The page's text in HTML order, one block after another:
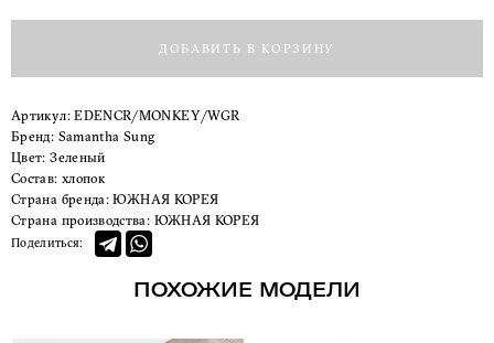
ДОБАВИТЬ В КОРЗИНУ
Артикул:EDENCR/MONKEY/WGR
Бренд:
Samantha Sung
Цвет:
Зеленый
Состав: хлопок
Страна бренда: ЮЖНАЯ КОРЕЯ
Страна производства: ЮЖНАЯ КОРЕЯ
Поделиться:
ПОХОЖИЕ МОДЕЛИ